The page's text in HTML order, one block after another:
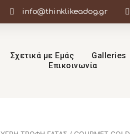
info@thinklikeadog.gr
Σχετικά με Εμάς Galleries
Επικοινωνία